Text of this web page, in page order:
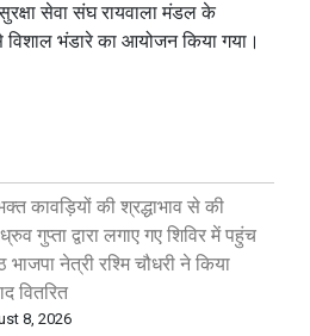
सेवा संघ रायवाला मंडल के
भंडारे का आयोजन किया गया।
कावड़ियों की श्रद्धाभाव से की
गुप्ता द्वारा लगाए गए शिविर में पहुंच
भाजपा नेत्री रश्मि चौधरी ने किया
वितरित
8, 2026